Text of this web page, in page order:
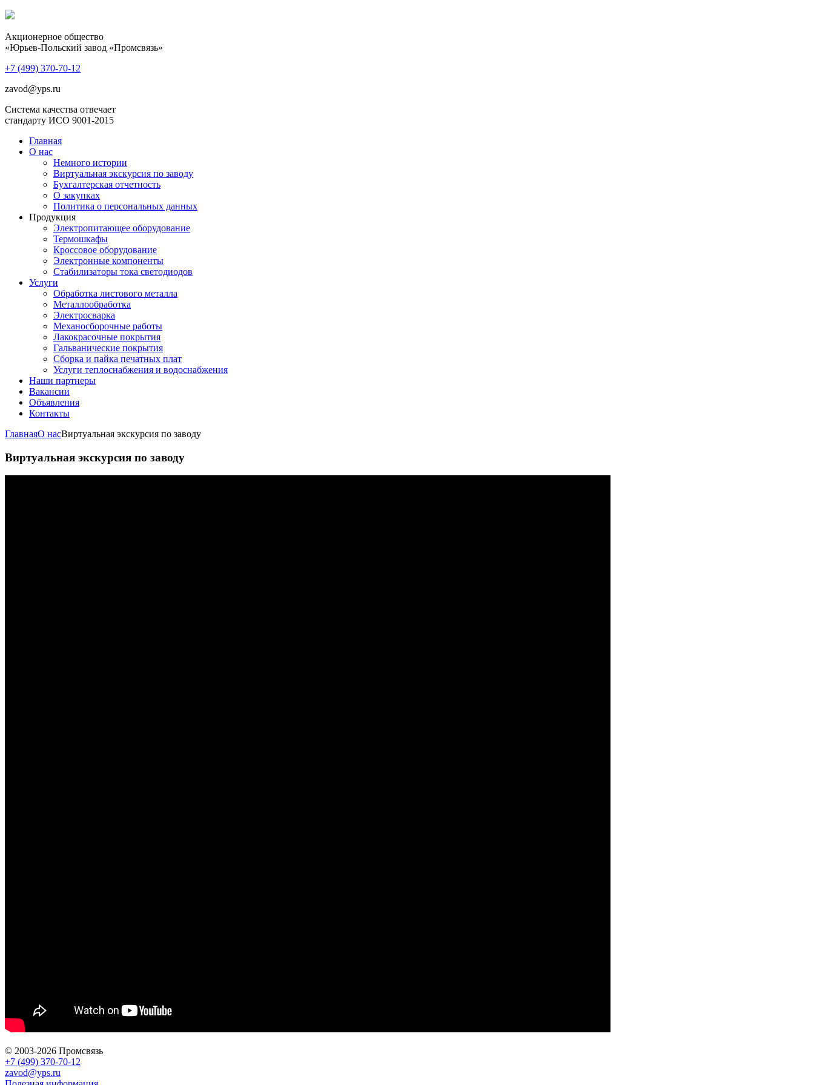
Акционерное общество
«Юрьев-Польский завод «Промсвязь»
+7 (499) 370-70-12
zavod@yps.ru
Система качества отвечает
стандарту ИСО 9001-2015
Главная
О нас
Немного истории
Виртуальная экскурсия по заводу
Бухгалтерская отчетность
О закупках
Политика о персональных данных
Продукция
Электропитающее оборудование
Термошкафы
Кроссовое оборудование
Электронные компоненты
Стабилизаторы тока светодиодов
Услуги
Обработка листового металла
Металлообработка
Электросварка
Механосборочные работы
Лакокрасочные покрытия
Гальванические покрытия
Сборка и пайка печатных плат
Услуги теплоснабжения и водоснабжения
Наши партнеры
Вакансии
Объявления
Контакты
ГлавнаяО насВиртуальная экскурсия по заводу
Виртуальная экскурсия по заводу
© 2003-2026 Промсвязь
+7 (499) 370-70-12
zavod@yps.ru